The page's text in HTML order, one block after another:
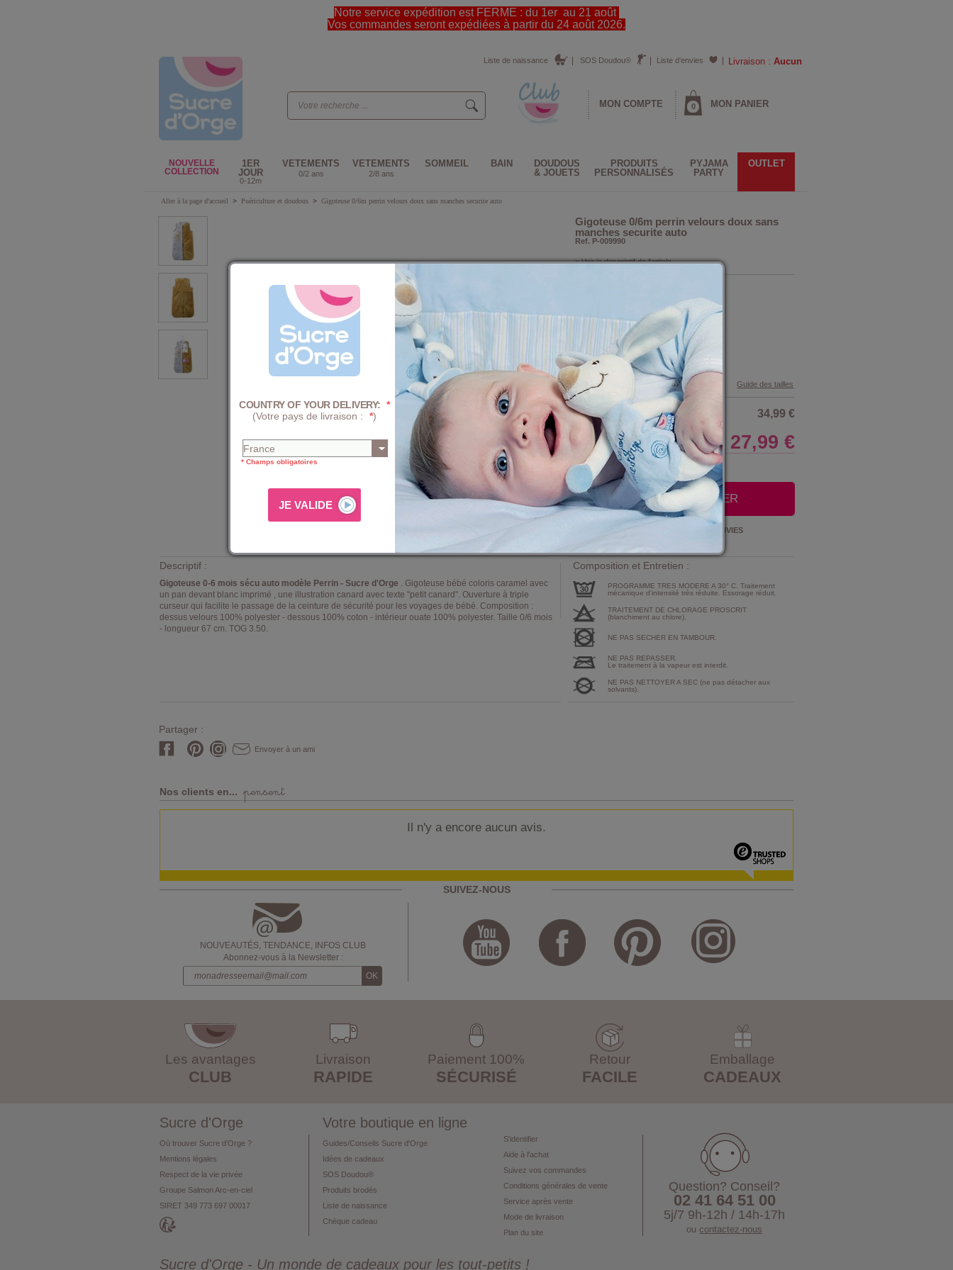
Notre service expédition est FERME : du 1er au 21 août
Vos commandes seront expédiées à partir du 24 août 2026.
Livraison : Aucun
Liste d'envies
SOS Doudou®
Liste de naissance
MON COMPTE 0 MON PANIER
NOUVELLE
COLLECTION
1ER
JOUR
0-12m
VETEMENTS
0/2 ans
VETEMENTS
2/8 ans
SOMMEIL BAIN
DOUDOUS
& JOUETS
PRODUITS
PERSONNALISÉS
PYJAMA
PARTY
OUTLET
Aller à la page d'accueil > Puériculture et doudous > Gigoteuse 0/6m perrin velours doux sans manches securite auto
Gigoteuse 0/6m perrin velours doux sans
manches securite auto
Ref. P-009990
> Voir le descriptif de l'article
Quantité :
Guide des tailles
34,99 €
27,99 €
+ D'INFOS SUR LE CLUB
AJOUTER AU PANIER
LISTE D'ENVIES
Descriptif :
Gigoteuse 0-6 mois sécu auto modèle Perrin - Sucre d'Orge . Gigoteuse bébé coloris caramel avec
un pan devant blanc imprimé , une illustration canard avec texte "petit canard". Ouverture à triple
curseur qui facilite le passage de la ceinture de sécurité pour les voyages de bébé. Composition :
dessus velours 100% polyester - dessous 100% coton - intérieur ouate 100% polyester. Taille 0/6 mois
- longueur 67 cm. TOG 3.50.
Composition et Entretien :
PROGRAMME TRES MODERE A 30° C. Traitement
mécanique d'intensité très réduite. Essorage réduit.
TRAITEMENT DE CHLORAGE PROSCRIT
(blanchiment au chlore).
NE PAS SECHER EN TAMBOUR.
NE PAS REPASSER.
Le traitement à la vapeur est interdit.
NE PAS NETTOYER A SEC (ne pas détacher aux
solvants).
Partager :
Envoyer à un ami
Nos clients en... pensent
Il n'y a encore aucun avis.
SUIVEZ-NOUS
NOUVEAUTÉS, TENDANCE, INFOS CLUB
Abonnez-vous à la Newsletter :
Les avantages
CLUB
Livraison
RAPIDE
Paiement 100%
SÉCURISÉ
Retour
FACILE
Emballage
CADEAUX
Sucre d'Orge
Où trouver Sucre d'Orge ?
Mentions légales
Respect de la vie privée
Groupe Salmon Arc-en-ciel
SIRET 349 773 697 00017
Votre boutique en ligne
Guides/Conseils Sucre d'Orge
Idées de cadeaux
SOS Doudou®
Produits brodés
Liste de naissance
Chèque cadeau
S'identifier
Aide à l'achat
Suivez vos commandes
Conditions générales de vente
Service après vente
Mode de livraison
Plan du site
Question? Conseil?
02 41 64 51 00
5j/7 9h-12h / 14h-17h
oucontactez-nous
Sucre d'Orge - Un monde de cadeaux pour les tout-petits !
COUNTRY OF YOUR DELIVERY: *
(Votre pays de livraison :
*)
* Champs obligatoires